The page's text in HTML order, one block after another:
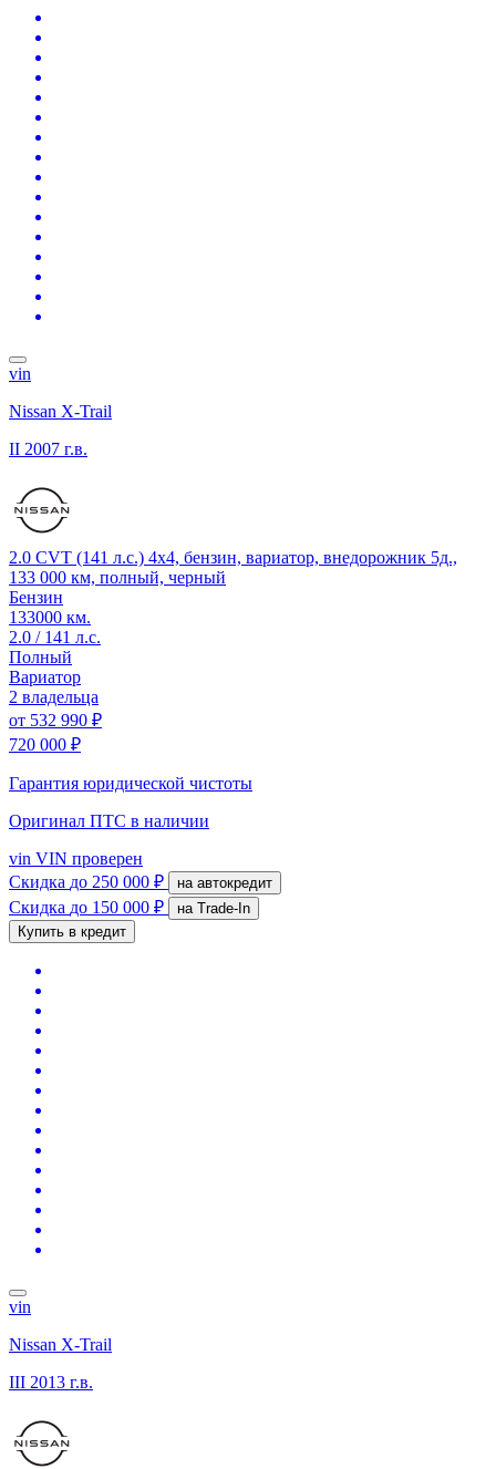
vin
Nissan X-Trail
II 2007 г.в.
2.0 CVT (141 л.с.) 4x4, бензин, вариатор, внедорожник 5д.,
133 000 км, полный, черный
Бензин
133000 км.
2.0 / 141 л.с.
Полный
Вариатор
2 владельца
от 532 990 ₽
720 000 ₽
Гарантия юридической чистоты
Оригинал ПТС в наличии
vin VIN проверен
Скидка до 250 000 ₽ на автокредит
Скидка до 150 000 ₽
на Trade-In
Купить в кредит
vin
Nissan X-Trail
III 2013 г.в.